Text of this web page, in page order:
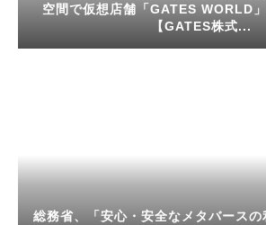
空間で仮想店舗「GATES WORLD
【GATES株式...
総務省、「安心・安全なメタバースの